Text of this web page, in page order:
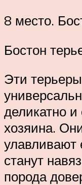
8 место.
Бостон
Эти
деликатно
хозяина.
улавливают
станут
порода